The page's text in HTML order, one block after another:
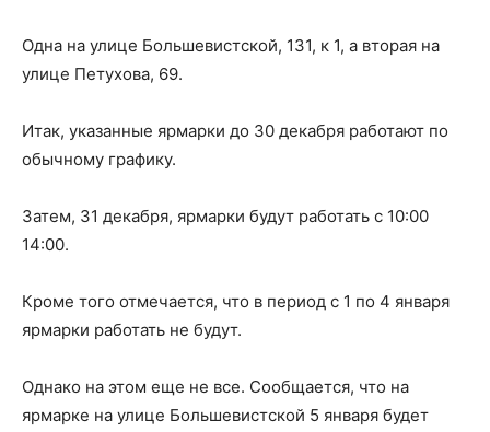
Одна на улице Большевистской, 131, к 1, а вторая на
улице Петухова, 69.
Итак, указанные ярмарки до 30 декабря работают по
обычному графику.
Затем, 31 декабря, ярмарки будут работать с 10:00
14:00.
Кроме того отмечается, что в период с 1 по 4 января
ярмарки работать не будут.
Однако на этом еще не все. Сообщается, что на
ярмарке на улице Большевистской 5 января будет